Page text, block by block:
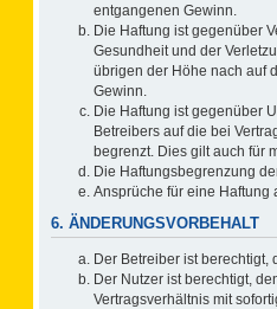
entgangenen Gewinn.
Die Haftung ist gegenüber
Gesundheit und der
übrigen der Höhe nach auf
Gewinn.
Die Haftung ist gegenüber
Betreibers auf die bei
begrenzt. Dies gilt auch für
Die Haftungsbegrenzung
Ansprüche für eine
6. ÄNDERUNGSVORBEHALT
Der Betreiber ist
Der Nutzer ist berechtigt,
Vertragsverhältnis mit